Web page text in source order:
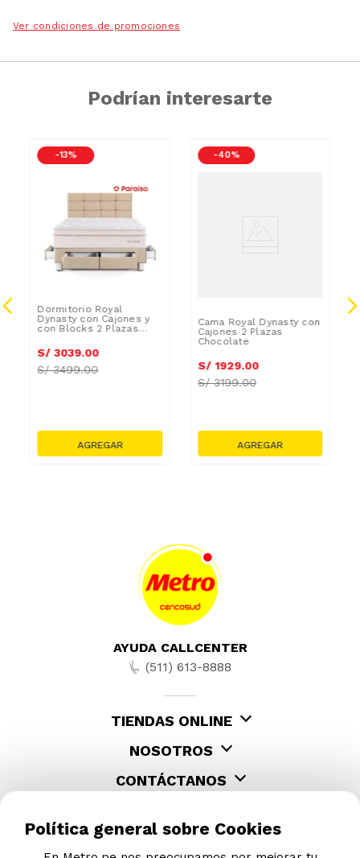
Ver condiciones de promociones
Podrían interesarte
-13 %
Dormitorio Royal
Dynasty con Cajones y
con Blocks 2 Plazas
S/ 3039.00
S/3499.00
-40 %
Cama Royal Dynasty con
Cajones 2 Plazas
Chocolate
S/ 1929.00
S/3199.00
AYUDA CALLCENTER
(511) 613-8888
TIENDAS ONLINE
NOSOTROS
CONTÁCTANOS
Política general sobre Cookies